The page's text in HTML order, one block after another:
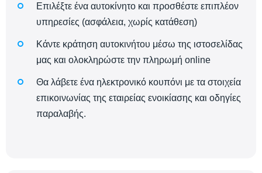
Επιλέξτε ένα αυτοκίνητο και προσθέστε επιπλέον
υπηρεσίες (ασφάλεια, χωρίς κατάθεση)
Κάντε κράτηση αυτοκινήτου μέσω της ιστοσελίδας
μας και ολοκληρώστε την πληρωμή online
Θα λάβετε ένα ηλεκτρονικό κουπόνι με τα στοιχεία
επικοινωνίας της εταιρείας ενοικίασης και οδηγίες
παραλαβής.